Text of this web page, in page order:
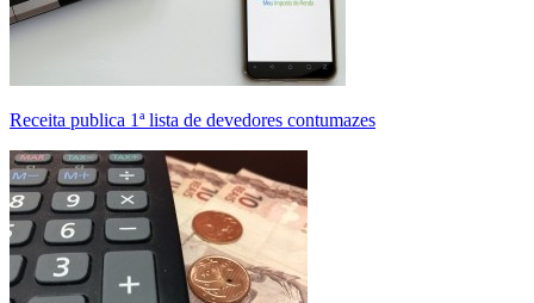
Receita publica 1ª lista de devedores contumazes